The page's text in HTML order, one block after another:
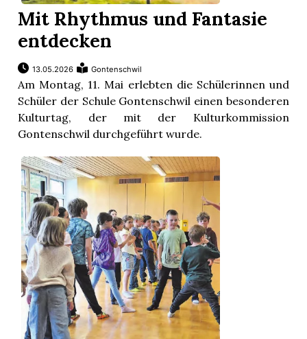
Mit Rhythmus und Fantasie
entdecken
13.05.2026 Gontenschwil
Am Montag, 11. Mai erlebten die Schülerinnen und
Schüler der Schule Gontenschwil einen besonderen
Kulturtag, der mit der Kulturkommission
Gontenschwil durchgeführt wurde.